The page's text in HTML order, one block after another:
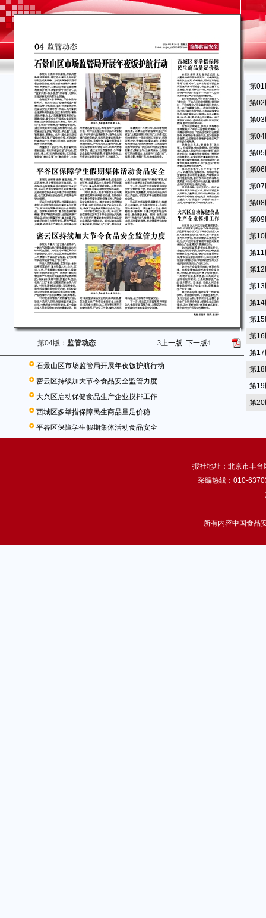
第04版： 监管动态 3上一版 下一版4
石景山区市场监管局开展年夜饭护航行动
密云区持续加大节令食品安全监管力度
大兴区启动保健食品生产企业摸排工作
西城区多举措保障民生商品量足价稳
平谷区保障学生假期集体活动食品安全
第01
第02
第03
第04
第05
第06
第07
第08
第09
第10
第11
第12
第13
第14
第15
第16
第17
第18
第19
第
报社地址：北京市丰
采编热线：010-
所有内容中国食品